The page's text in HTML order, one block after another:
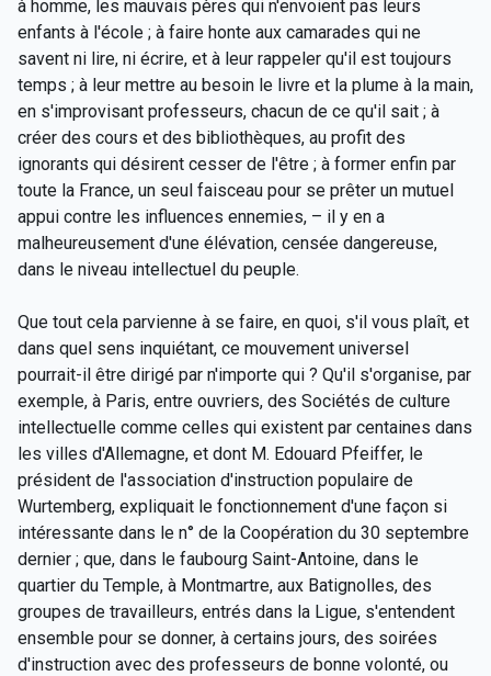
à homme, les mauvais pères qui n'envoient pas leurs
enfants à l'école ; à faire honte aux camarades qui ne
savent ni lire, ni écrire, et à leur rappeler qu'il est toujours
temps ; à leur mettre au besoin le livre et la plume à la main,
en s'improvisant professeurs, chacun de ce qu'il sait ; à
créer des cours et des bibliothèques, au profit des
ignorants qui désirent cesser de l'être ; à former enfin par
toute la France, un seul faisceau pour se prêter un mutuel
appui contre les influences ennemies, – il y en a
malheureusement d'une élévation, censée dangereuse,
dans le niveau intellectuel du peuple.
Que tout cela parvienne à se faire, en quoi, s'il vous plaît, et
dans quel sens inquiétant, ce mouvement universel
pourrait-il être dirigé par n'importe qui ? Qu'il s'organise, par
exemple, à Paris, entre ouvriers, des Sociétés de culture
intellectuelle comme celles qui existent par centaines dans
les villes d'Allemagne, et dont M. Edouard Pfeiffer, le
président de l'association d'instruction populaire de
Wurtemberg, expliquait le fonctionnement d'une façon si
intéressante dans le n° de la Coopération du 30 septembre
dernier ; que, dans le faubourg Saint-Antoine, dans le
quartier du Temple, à Montmartre, aux Batignolles, des
groupes de travailleurs, entrés dans la Ligue, s'entendent
ensemble pour se donner, à certains jours, des soirées
d'instruction avec des professeurs de bonne volonté, ou